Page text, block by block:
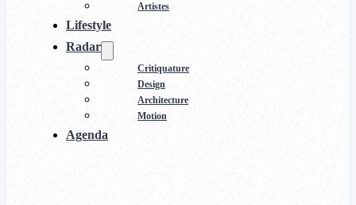
Artistes
Lifestyle
Radar
Critiquature
Design
Architecture
Motion
Agenda